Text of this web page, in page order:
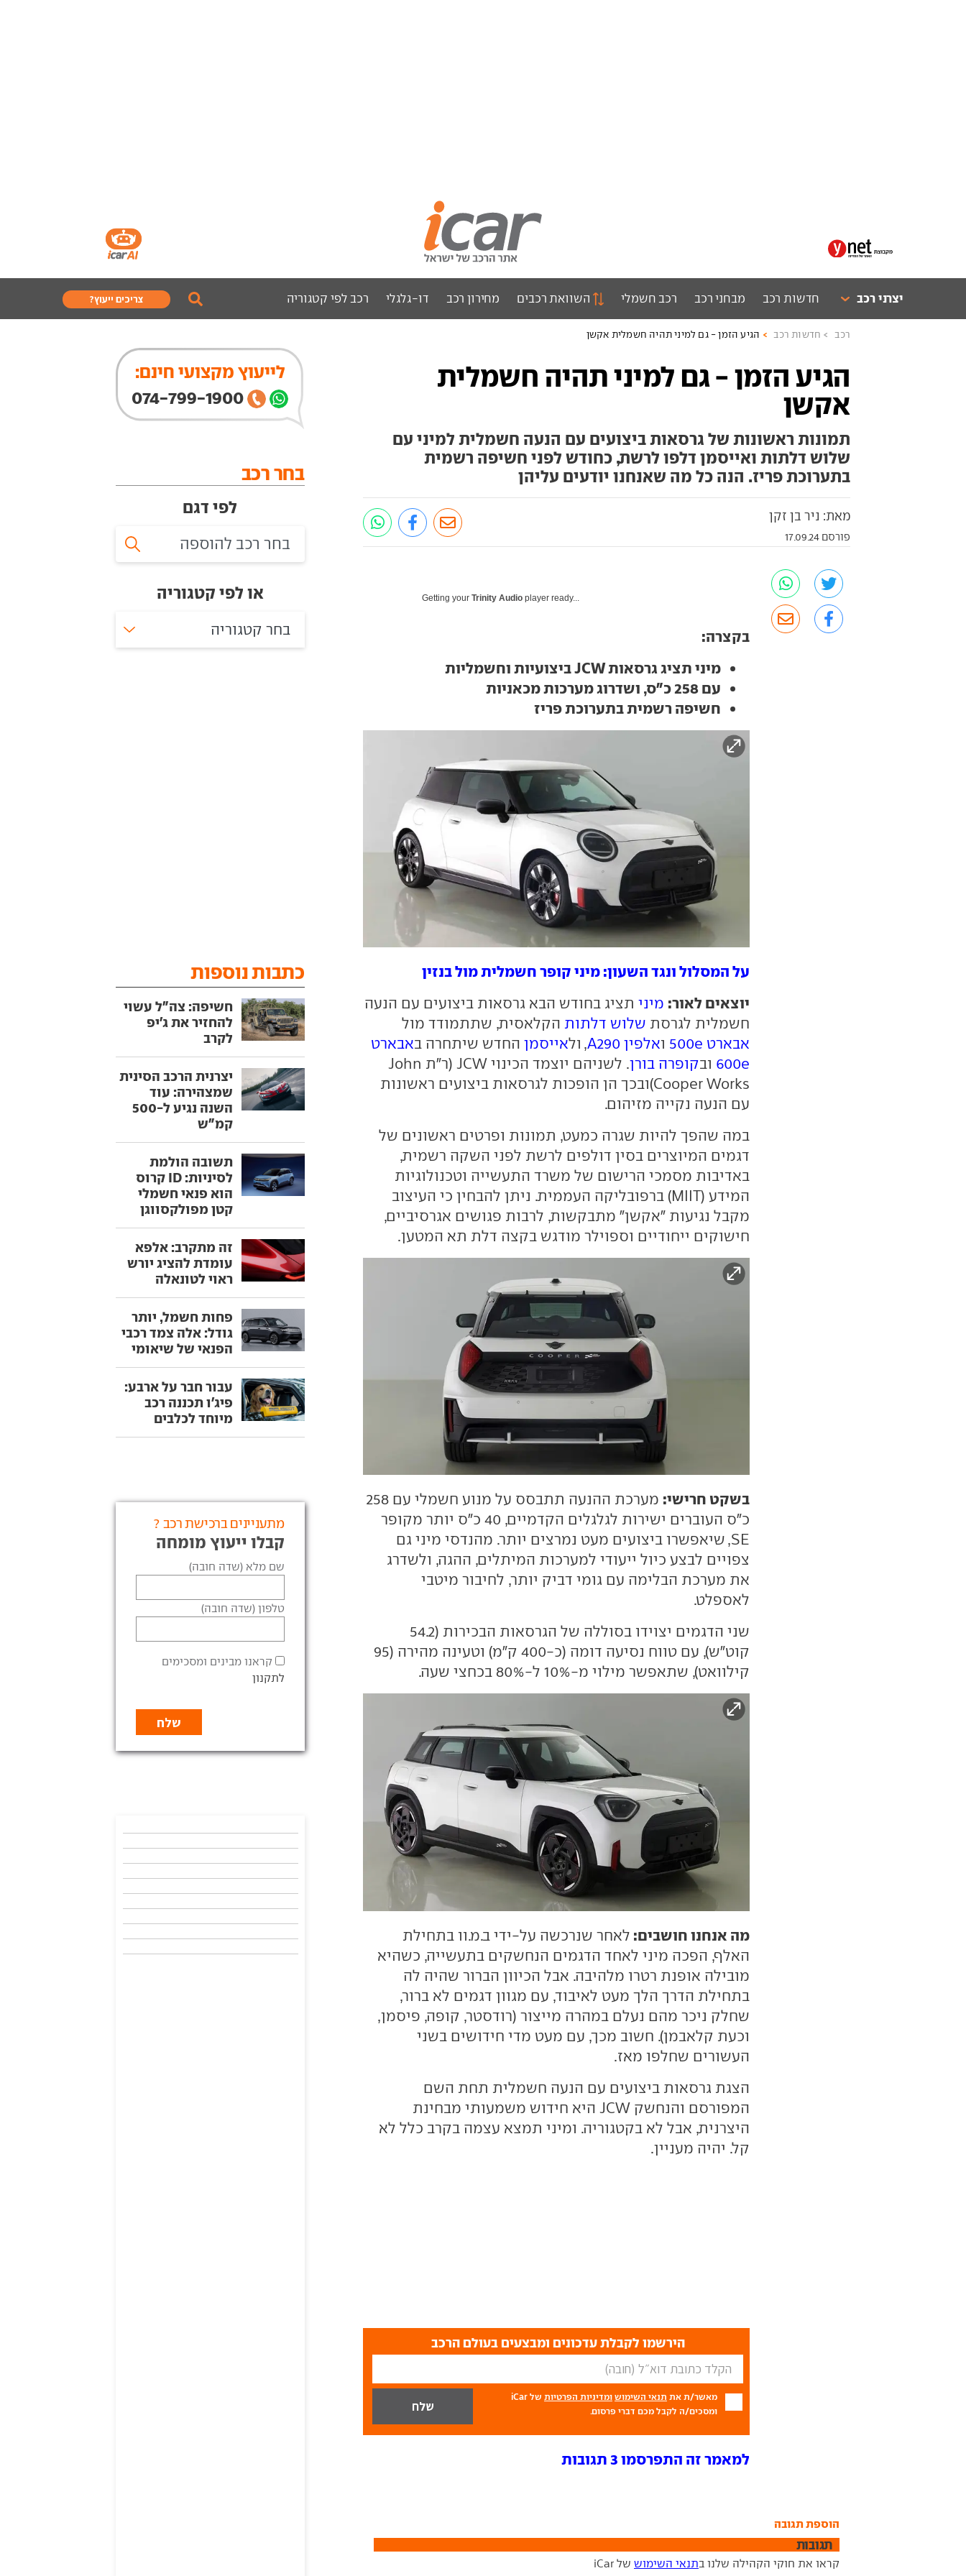
יצרני רכב חדשות רכב מבחני רכב רכב חשמלי השוואת רכבים מחירון רכב דו-גלגלי רכב לפי קטגוריה צריכים ייעוץ?
רכב חדשות רכב הגיע הזמן - גם למיני תהיה חשמלית אקשן
הגיע הזמן - גם למיני תהיה חשמלית
אקשן
תמונות ראשונות של גרסאות ביצועים עם הנעה חשמלית למיני עם
שלוש דלתות ואייסמן דלפו לרשת, כחודש לפני חשיפה רשמית
בתערוכת פריז. הנה כל מה שאנחנו יודעים עליהן
מאת: ניר בן זקן
פורסם 17.09.24
Getting yourTrinity Audio player ready...
בקצרה:
מיני תציג גרסאות JCW ביצועיות וחשמליות
עם 258 כ"ס, ושדרוג מערכות מכאניות
חשיפה רשמית בתערוכת פריז
על המסלול ונגד השעון: מיני קופר חשמלית מול בנזין
יוצאים לאור: מיני תציג בחודש הבא גרסאות ביצועים עם הנעה
חשמלית לגרסת שלוש דלתות הקלאסית, שתתמודד מול
אבארט 500e
ואלפין A290 , ולאייסמן החדש שיתחרה באבארט
600e ובקופרה בורן
. לשניהם יוצמד הכינוי JCW (ר"ת John
Cooper Works)ובכך הן הופכות לגרסאות ביצועים ראשונות
עם הנעה נקייה מזיהום.
במה שהפך להיות שגרה כמעט, תמונות ופרטים ראשונים של
דגמים המיוצרים בסין דולפים לרשת לפני השקה רשמית,
באדיבות מסמכי הרישום של משרד התעשייה וטכנולוגיות
המידע (MIIT) ברפובליקה העממית. ניתן להבחין כי העיצוב
מקבל נגיעות "אקשן" מתבקשות, לרבות פגושים אגרסיביים,
חישוקים ייחודיים וספוילר מודגש בקצה דלת תא המטען.
בשקט חרישי:
מערכת ההנעה תתבסס על מנוע חשמלי עם 258
כ"ס העוברים ישירות לגלגלים הקדמיים, 40 כ"ס יותר מקופר
SE, שיאפשרו ביצועים מעט נמרצים יותר. מהנדסי מיני גם
צפויים לבצע כיול ייעודי למערכות המיתלים, ההגה, ולשדרג
את מערכת הבלימה עם גומי דביק יותר, לחיבור מיטבי
לאספלט.
שני הדגמים יצוידו בסוללה של הגרסאות הבכירות (54.2
קוט"ש), עם טווח נסיעה דומה (כ-400 ק"מ) וטעינה מהירה (95
קילוואט), שתאפשר מילוי מ-10% ל-80% בכחצי שעה.
מה אנחנו חושבים: לאחר שנרכשה על-ידי ב.מ.וו בתחילת
האלף, הפכה מיני לאחד הדגמים הנחשקים בתעשייה, כשהיא
מובילה אופנת רטרו מלהיבה. אבל הכיוון הברור שהיה לה
בתחילת הדרך הלך מעט לאיבוד, עם מגוון דגמים לא ברור,
שחלק ניכר מהם נעלם במהרה מייצור (רודסטר, קופה, פיסמן,
וכעת קלאבמן). חשוב מכך, עם מעט מדי חידושים בשני
העשורים שחלפו מאז.
הצגת גרסאות ביצועים עם הנעה חשמלית תחת השם
המפורסם והנחשק JCW היא חידוש משמעותי מבחינת
היצרנית, אבל לא בקטגוריה. ומיני תמצא עצמה בקרב כלל לא
קל. יהיה מעניין.
הירשמו לקבלת עדכונים ומבצעים בעולם הרכב
מאשר/ת את תנאי השימוש ומדיניות הפרטיות
של iCar
ומסכים/ה לקבל מכם דברי פרסום.
למאמר זה התפרסמו 3 תגובות
הוספת תגובה
תגובות
קראו את חוקי הקהילה שלנו בתנאי השימוש של iCar
לייעוץ מקצועי חינם:
074-799-1900
בחר רכב
לפי דגם
או לפי קטגוריה
בחר קטגוריה
כתבות נוספות
חשיפה: צה"ל עשוי
להחזיר את ג'יפ
לקרב
יצרנית הרכב הסינית
שמצהירה: עוד
השנה נגיע ל-500
קמ"ש
תשובה הולמת
לסיניות: ID קרוס
הוא פנאי חשמלי
קטן מפולקסווגן
זה מתקרב: אלפא
עומדת להציג יורש
ראוי לטונאלה
פחות חשמל, יותר
גודל: אלה צמד רכבי
הפנאי של שיאומי
עבור חבר על ארבע:
פיג'ו תכננה רכב
מיוחד לכלבים
מתעניינים ברכישת רכב ?
קבלו ייעוץ מומחה
שם מלא (שדה חובה)
טלפון (שדה חובה)
קראנו מבינים ומסכימים
לתקנון